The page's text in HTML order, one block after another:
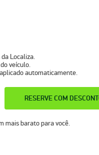
Localiza.
veículo.
automaticamente.
RESERVE COM
mais barato para você.